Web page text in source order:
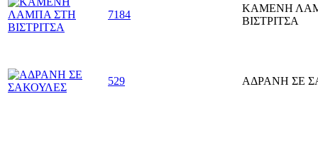
7184
ΚΑΜΕΝΗ
ΒΙΣΤΡΙΤΣΑ
529 ΑΔΡΑΝΗ ΣΕ